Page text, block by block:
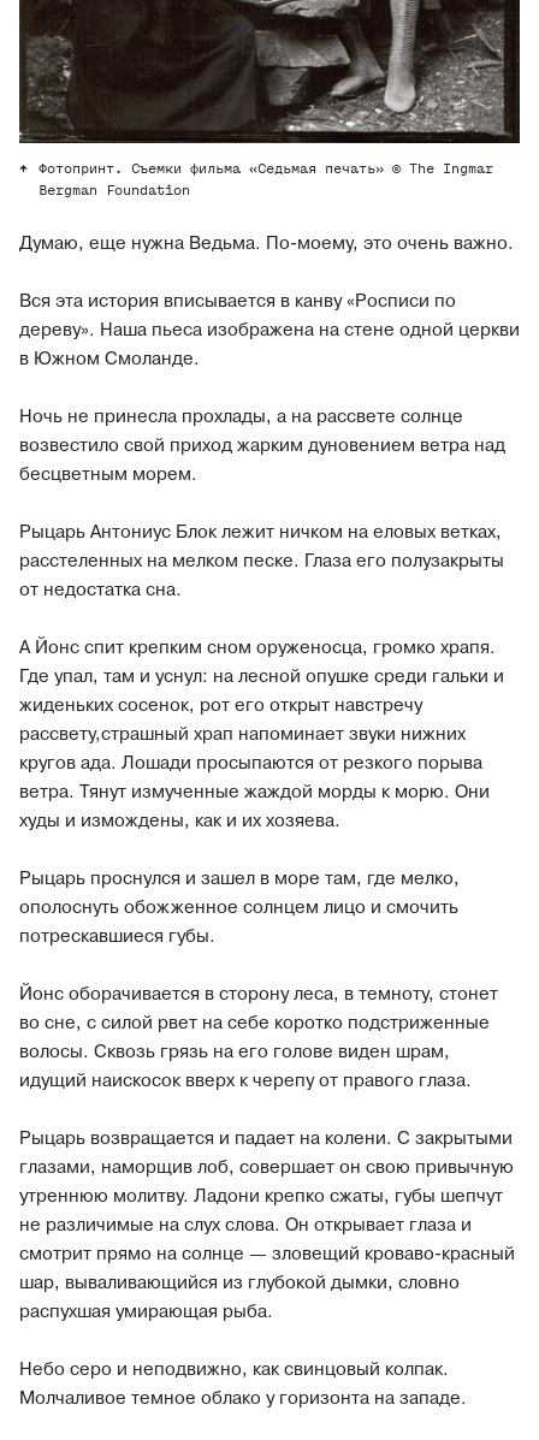
Фотопринт. Съемки фильма «Седьмая печать» © The Ingmar
Bergman Foundation
Думаю, еще нужна Ведьма. По-моему, это очень важно.
Вся эта история вписывается в канву «Росписи по
дереву». Наша пьеса изображена на стене одной церкви
в Южном Смоланде.
Ночь не принесла прохлады, а на рассвете солнце
возвестило свой приход жарким дуновением ветра над
бесцветным морем.
Рыцарь Антониус Блок лежит ничком на еловых ветках,
расстеленных на мелком песке. Глаза его полузакрыты
от недостатка сна.
А Йонс спит крепким сном оруженосца, громко храпя.
Где упал, там и уснул: на лесной опушке среди гальки и
жиденьких сосенок, рот его открыт навстречу
рассвету,страшный храп напоминает звуки нижних
кругов ада. Лошади просыпаются от резкого порыва
ветра. Тянут измученные жаждой морды к морю. Они
худы и измождены, как и их хозяева.
Рыцарь проснулся и зашел в море там, где мелко,
ополоснуть обожженное солнцем лицо и смочить
потрескавшиеся губы.
Йонс оборачивается в сторону леса, в темноту, стонет
во сне, с силой рвет на себе коротко подстриженные
волосы. Сквозь грязь на его голове виден шрам,
идущий наискосок вверх к черепу от правого глаза.
Рыцарь возвращается и падает на колени. С закрытыми
глазами, наморщив лоб, совершает он свою привычную
утреннюю молитву. Ладони крепко сжаты, губы шепчут
не различимые на слух слова. Он открывает глаза и
смотрит прямо на солнце — зловещий кроваво-красный
шар, вываливающийся из глубокой дымки, словно
распухшая умирающая рыба.
Небо серо и неподвижно, как свинцовый колпак.
Молчаливое темное облако у горизонта на западе.